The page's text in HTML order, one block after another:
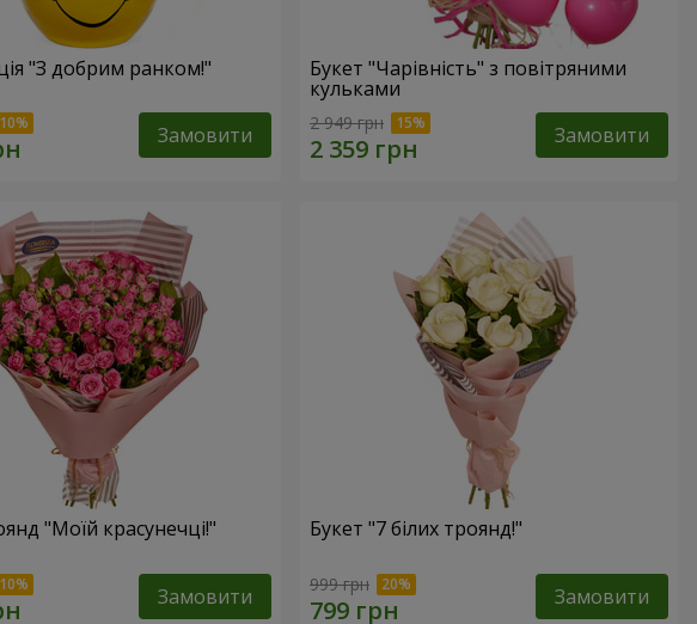
"З добрим ранком!"
Замовити
Букет "Чарівність" з повітряними
кульками
2 949 грн Замовити
"Моїй красунечці!"
Замовити
Букет "7 білих троянд!"
999 грн Замовити